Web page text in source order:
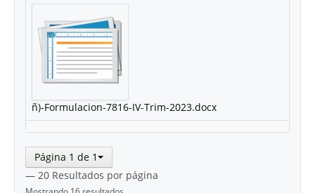
ñ)-Formulacion-7816-IV-Trim-2023.docx
Página 1 de 1
— 20 Resultados por página